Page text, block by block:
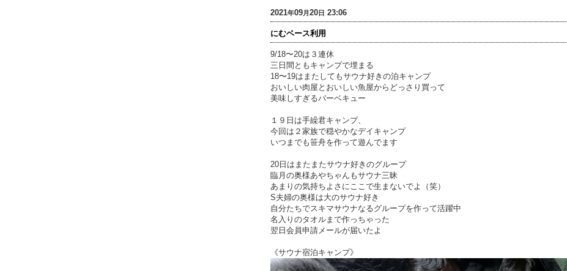
2021年09月20日 23:06
にむベース利用
9/18〜20は３連休
三日間ともキャンプで埋まる
18〜19はまたしてもサウナ好きの泊キャンプ
おいしい肉屋とおいしい魚屋からどっさり買って
美味しすぎるバーベキュー
１９日は手繰君キャンプ、
今回は２家族で穏やかなデイキャンプ
いつまでも笹舟を作って遊んでます
20日はまたまたサウナ好きのグループ
臨月の奥様あやちゃんもサウナ三昧
あまりの気持ちよさにここで生まないでよ（笑）
S夫婦の奥様は大のサウナ好き
自分たちでスキマサウナなるグループを作って活躍中
名入りのタオルまで作っちゃった
翌日会員申請メールが届いたよ
《サウナ宿泊キャンプ》